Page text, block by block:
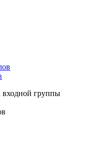
входной группы